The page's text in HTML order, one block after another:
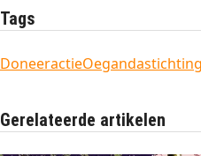
Tags
DoneeractieOeganda
Gerelateerde artikelen